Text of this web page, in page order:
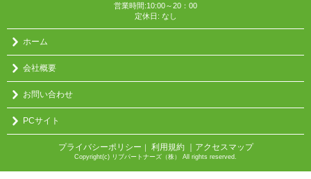
営業時間:10:00～20：00
定休日: なし
ホーム
会社概要
お問い合わせ
PCサイト
プライバシーポリシー ｜ 利用規約 ｜アクセスマップ
Copyright(c) リブパートナーズ（株） All rights reserved.